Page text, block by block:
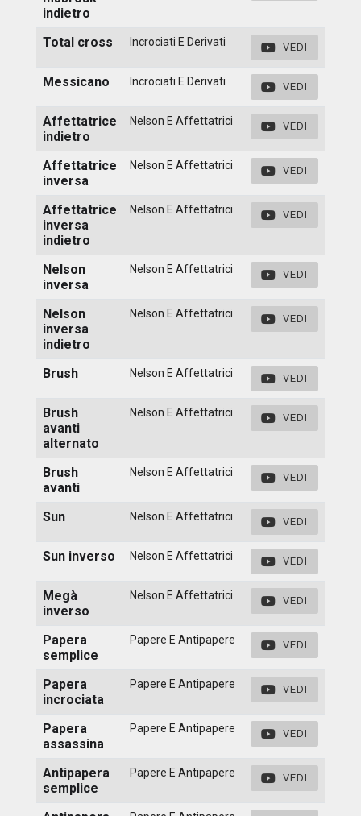
indietro
Total cross Incrociati E Derivati VEDI
Messicano Incrociati E Derivati VEDI
Affettatrice
indietro
Nelson E Affettatrici VEDI
Affettatrice
inversa
Nelson E Affettatrici VEDI
Affettatrice
inversa
indietro
Nelson E Affettatrici VEDI
Nelson
inversa
Nelson E Affettatrici VEDI
Nelson
inversa
indietro
Nelson E Affettatrici VEDI
Brush Nelson E Affettatrici VEDI
Brush
avanti
alternato
Nelson E Affettatrici VEDI
Brush
avanti
Nelson E Affettatrici VEDI
Sun Nelson E Affettatrici VEDI
Sun inverso Nelson E Affettatrici VEDI
Megà
inverso
Nelson E Affettatrici VEDI
Papera
semplice
Papere E Antipapere VEDI
Papera
incrociata
Papere E Antipapere VEDI
Papera
assassina
Papere E Antipapere VEDI
Antipapera
semplice
Papere E Antipapere VEDI